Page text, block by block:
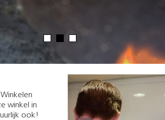
winkel in
ook!